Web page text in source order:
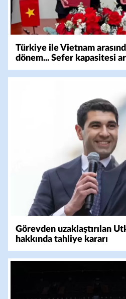
Türkiye ile Vietnam
dönem... Sefer kapasitesi
Görevden uzaklaştırılan
hakkında tahliye kararı